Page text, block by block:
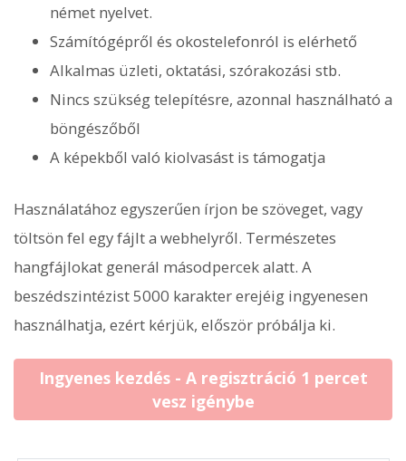
német nyelvet.
Számítógépről és okostelefonról is elérhető
Alkalmas üzleti, oktatási, szórakozási stb.
Nincs szükség telepítésre, azonnal használható a
böngészőből
A képekből való kiolvasást is támogatja
Használatához egyszerűen írjon be szöveget, vagy
töltsön fel egy fájlt a webhelyről. Természetes
hangfájlokat generál másodpercek alatt. A
beszédszintézist 5000 karakter erejéig ingyenesen
használhatja, ezért kérjük, először próbálja ki.
Ingyenes kezdés - A regisztráció 1 percet
vesz igénybe